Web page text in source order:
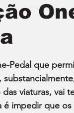
NaN de 5 estrelas.
Pedal que
das viaturas, vai
é impedir que